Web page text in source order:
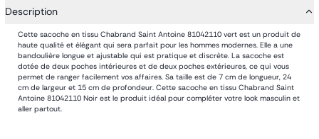
Description
Cette sacoche en tissu Chabrand Saint Antoine 81042110 vert est un produit de
haute qualité et élégant qui sera parfait pour les hommes modernes. Elle a une
bandoulière longue et ajustable qui est pratique et discrète. La sacoche est
dotée de deux poches intérieures et de deux poches extérieures, ce qui vous
permet de ranger facilement vos affaires. Sa taille est de 7 cm de longueur, 24
cm de largeur et 15 cm de profondeur. Cette sacoche en tissu Chabrand Saint
Antoine 81042110 Noir est le produit idéal pour compléter votre look masculin et
aller partout.